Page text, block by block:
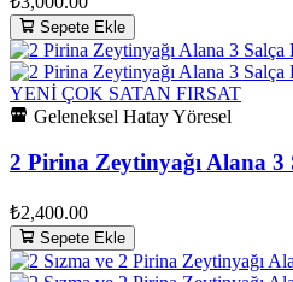
Sepete Ekle
YENİ ÇOK SATAN FIRSAT
Geleneksel Hatay Yöresel
2 Pirina Zeytinyağı Alana 3
₺2,400.00
Sepete Ekle